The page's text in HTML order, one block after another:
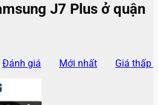
J7 Plus ở quận
Đánh giá Mới nhất Giá thấp